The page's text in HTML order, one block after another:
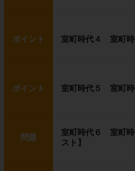
ポイント 室町時代４ 室町時
ポイント 室町時代５ 室町時
問題
室町時代６ 室町
スト】